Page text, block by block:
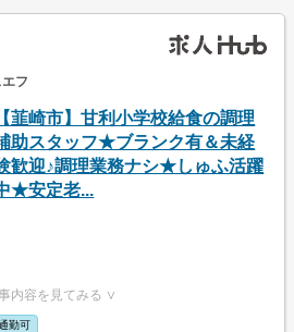
フ
【韮崎市】甘利小学校給食の調理
助スタッフ★ブランク有＆未経
歓迎♪調理業務ナシ★しゅふ活躍
★安定老...
内容を見てみる ∨
勤可